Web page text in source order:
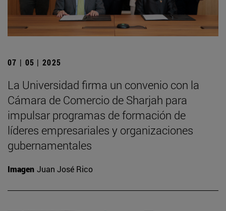
07 | 05 | 2025
La Universidad firma un convenio con la
Cámara de Comercio de Sharjah para
impulsar programas de formación de
líderes empresariales y organizaciones
gubernamentales
Imagen Juan José Rico